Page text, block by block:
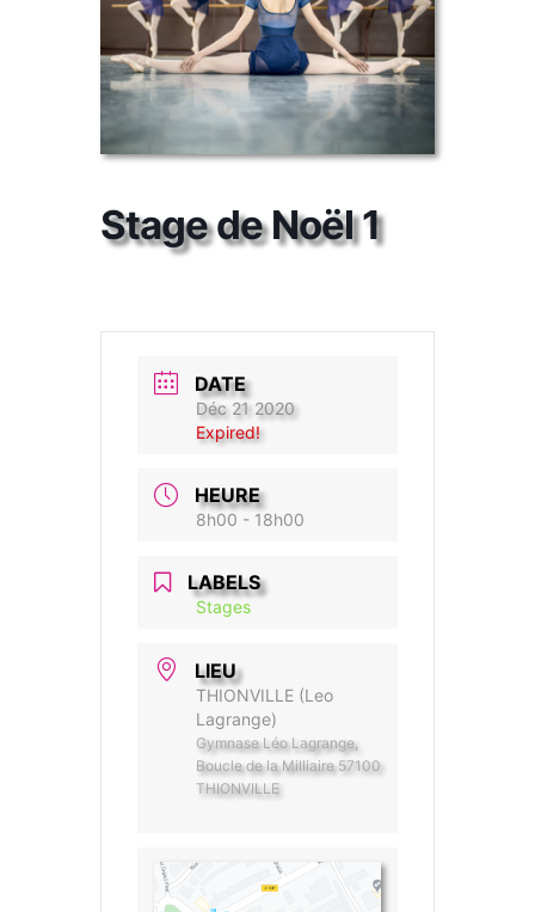
Stage de Noël 1
DATE
Déc 21 2020
Expired!
HEURE
8h00 - 18h00
LABELS
Stages
LIEU
THIONVILLE (Leo
Lagrange)
Gymnase Léo Lagrange,
Boucle de la Milliaire 57100
THIONVILLE